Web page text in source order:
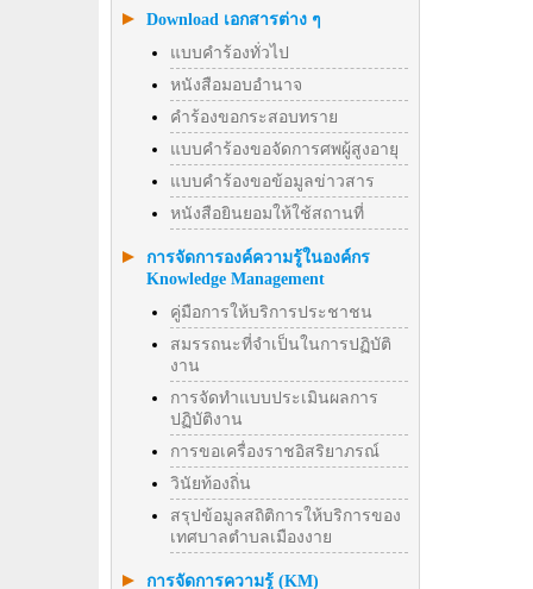
Download เอกสารต่าง ๆ
แบบคำร้องทั่วไป
หนังสือมอบอำนาจ
คำร้องขอกระสอบทราย
แบบคำร้องขอจัดการศพผู้สูงอายุ
แบบคำร้องขอข้อมูลข่าวสาร
หนังสือยินยอมให้ใช้สถานที่
การจัดการองค์ความรู้ในองค์กร
Knowledge Management
คู่มือการให้บริการประชาชน
สมรรถนะที่จำเป็นในการปฏิบัติ
งาน
การจัดทำแบบประเมินผลการ
ปฏิบัติงาน
การขอเครื่องราชอิสริยาภรณ์
วินัยท้องถิ่น
สรุปข้อมูลสถิติการให้บริการของ
เทศบาลตำบลเมืองงาย
การจัดการความรู้ (KM)